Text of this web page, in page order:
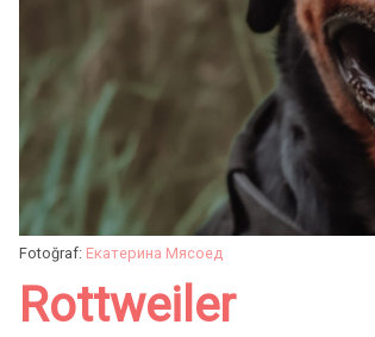
Fotoğraf: Екатерина Мясоед
Rottweiler